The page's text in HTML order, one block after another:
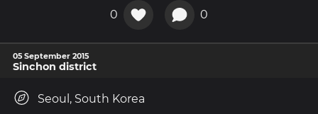
0 0
05 September 2015
Sinchon district
Seoul, South Korea